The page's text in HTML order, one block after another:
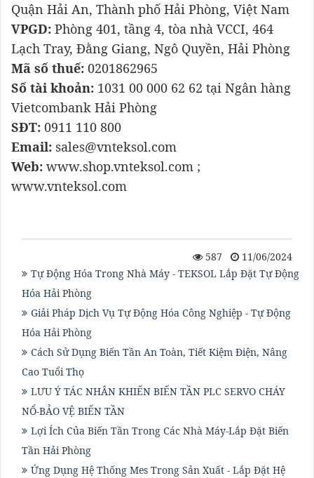
Quận Hải An, Thành phố Hải Phòng, Việt Nam
VPGD: Phòng 401, tầng 4, tòa nhà VCCI, 464
Lạch Tray, Đằng Giang, Ngô Quyền, Hải Phòng
Mã số thuế: 0201862965
Số tài khoản: 1031 00 000 62 62 tại Ngân hàng
Vietcombank Hải Phòng
SĐT: 0911 110 800
Email: sales@vnteksol.com
Web: www.shop.vnteksol.com ;
www.vnteksol.com
587
11/06/2024
Tự Động Hóa Trong Nhà Máy - TEKSOL Lắp Đặt Tự Động
Hóa Hải Phòng
Giải Pháp Dịch Vụ Tự Động Hóa Công Nghiệp - Tự Động
Hóa Hải Phòng
Cách Sử Dụng Biến Tần An Toàn, Tiết Kiệm Điện, Nâng
Cao Tuổi Thọ
LƯU Ý TÁC NHÂN KHIẾN BIẾN TẦN PLC SERVO CHÁY
NỔ-BẢO VỆ BIẾN TẦN
Lợi Ích Của Biến Tần Trong Các Nhà Máy-Lắp Đặt Biến
Tần Hải Phòng
Ứng Dụng Hệ Thống Mes Trong Sản Xuất - Lắp Đặt Hệ